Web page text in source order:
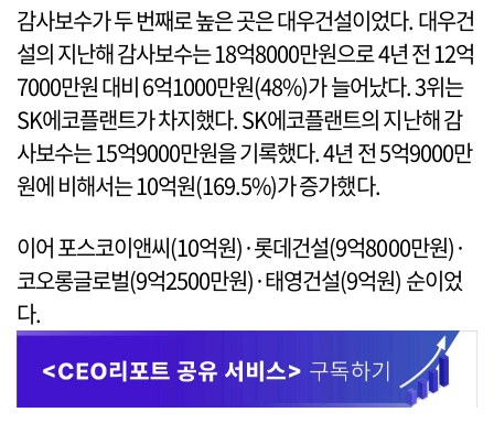
감사보수가 두 번째로 높은 곳은 대우건설이었다. 대우건
설의 지난해 감사보수는 18억8000만원으로 4년 전 12억
7000만원 대비 6억1000만원(48%)가 늘어났다. 3위는
SK에코플랜트가 차지했다. SK에코플랜트의 지난해 감
사보수는 15억9000만원을 기록했다. 4년 전 5억9000만
원에 비해서는 10억원(169.5%)가 증가했다.
이어 포스코이앤씨(10억원)·롯데건설(9억8000만원)·
코오롱글로벌(9억2500만원)·태영건설(9억원) 순이었
다.